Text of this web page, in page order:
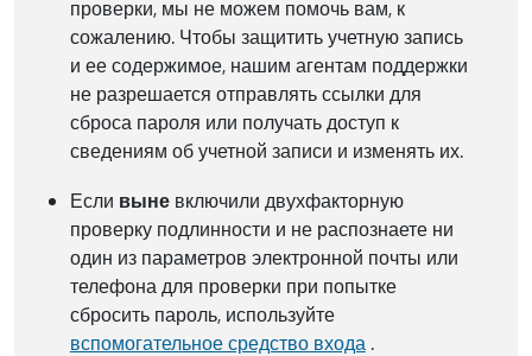
проверки, мы не можем помочь вам, к
сожалению. Чтобы защитить учетную запись
и ее содержимое, нашим агентам поддержки
не разрешается отправлять ссылки для
сброса пароля или получать доступ к
сведениям об учетной записи и изменять их.
Если выневключили двухфакторную
проверку подлинности и не распознаете ни
один из параметров электронной почты или
телефона для проверки при попытке
сбросить пароль, используйте
вспомогательное средство входа .